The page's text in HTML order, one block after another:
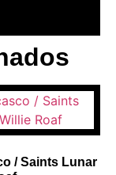
/ Saints Lunar